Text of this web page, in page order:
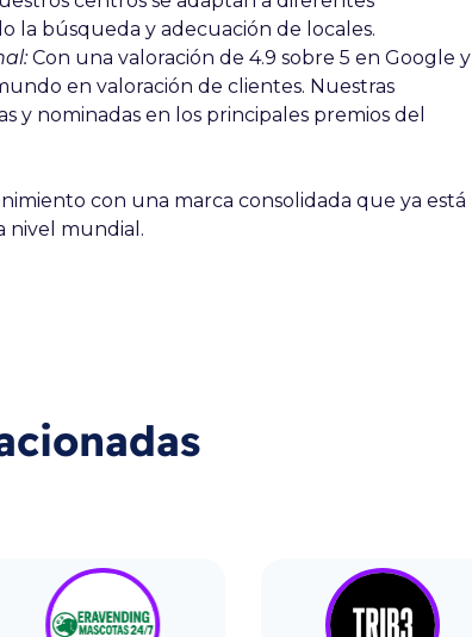
la búsqueda y adecuación de locales.
Con una valoración de 4.9 sobre 5 en Google y
en valoración de clientes. Nuestras
y nominadas en los principales premios del
con una marca consolidada que ya está
nivel mundial.